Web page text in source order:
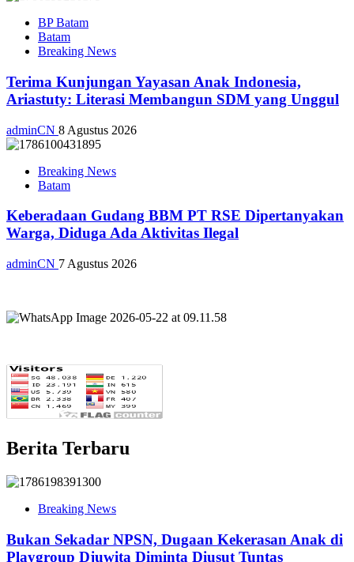
BP Batam
Batam
Breaking News
Terima Kunjungan Yayasan Anak Indonesia,
Ariastuty: Literasi Membangun SDM yang Unggul
adminCN 8 Agustus 2026
Breaking News
Batam
Keberadaan Gudang BBM PT RSE Dipertanyakan
Warga, Diduga Ada Aktivitas Ilegal
adminCN 7 Agustus 2026
Berita Terbaru
Breaking News
Bukan Sekadar NPSN, Dugaan Kekerasan Anak di
Playgroup Djuwita Diminta Diusut Tuntas